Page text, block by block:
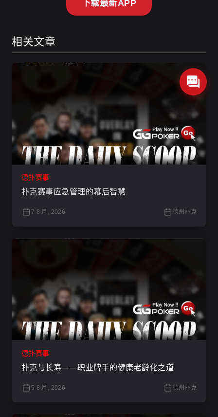
下载最新APP
相关文章
德扑赛事
扑克赛事应急管理的幕后智慧
7 8 月, 2026 德州扑克
德扑赛事
扑克与长寿——职业牌手的健康老龄化之道
5 8 月, 2026 德州扑克